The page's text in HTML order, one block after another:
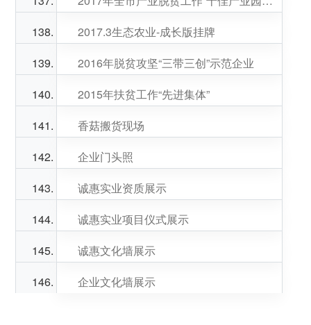
2017.3生态农业-成长版挂牌
2016年脱贫攻坚“三带三创”示范企业
2015年扶贫工作“先进集体”
香菇搬货现场
企业门头照
诚惠实业资质展示
诚惠实业项目仪式展示
诚惠文化墙展示
企业文化墙展示